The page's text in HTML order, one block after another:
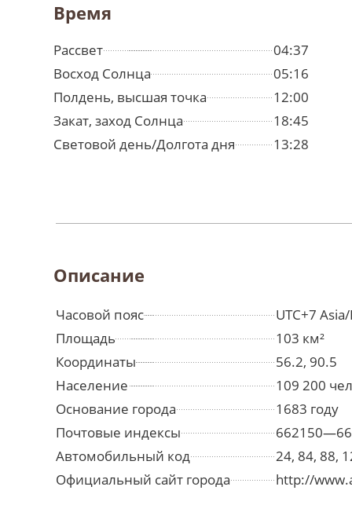
Время
Рассвет
04:37
Восход Солнца
05:16
Полдень, высшая точка
12:00
Закат, заход Солнца
18:45
Световой день/Долгота дня
13:28
Описание
Часовой пояс
UTC+7
Площадь
103 км²
Координаты
56.2, 90.5
Население
109 200
Основание города
1683 году
Почтовые индексы
Автомобильный код
24, 84, 88,
Официальный сайт города
http://